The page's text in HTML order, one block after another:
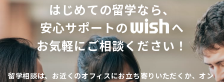
はじめての留学なら、
安心サポートの
へ
お気軽にご相談ください！
留学相談は、お近くのオフィスにお立ち寄りいただくか、オン